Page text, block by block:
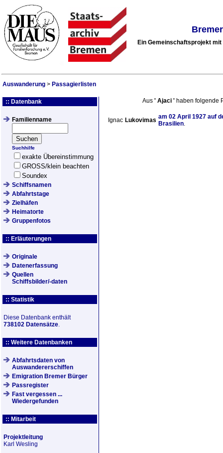
Ein Gemeinschaftsprojekt
Auswanderung > Passagierlisten
:: Datenbank
Familienname
Suchhilfe
exakte Übereinstimmung
GROSS/klein beachten
Soundex
Schiffsnamen
Abfahrtstage
Zielhäfen
Heimatorte
Gruppenfotos
:: Erläuterungen
Originale
Datenerfassung
Quellen
Schiffsbilder/-daten
:: Statistik
Diese Datenbank enthält
738102 Datensätze.
:: Weitere Datenbanken
Abfahrtsdaten von
Auswandererschiffen
Emigration Bremer Bürger
Passregister
Fast vergessen ...
Wiedergefunden
:: Mitarbeit
Projektleitung
Karl Wesling
Aus ' Ajaci'haben folgende
Ignac Lukovimas am 02 April 1927 auf
Brasilien.